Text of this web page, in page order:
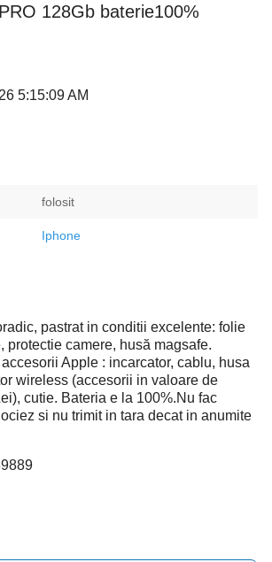
128Gb baterie100%
5:15:09 AM
folosit
Iphone
pastrat in conditii excelente: folie
protectie camere, husă magsafe.
Apple : incarcator, cablu, husa
wireless (accesorii in valoare de
cutie. Bateria e la 100%.Nu fac
si nu trimit in tara decat in anumite